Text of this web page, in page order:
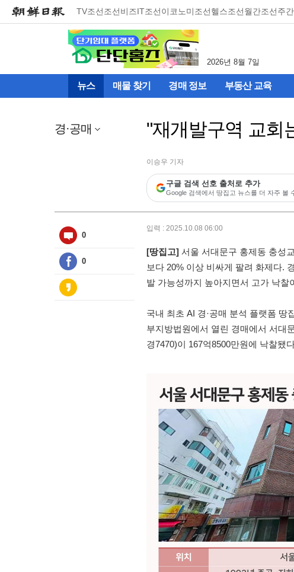
TV조선조선비즈IT조선이코노미조선헬스조선월간조선주
2026년 8월 7일
뉴스 매물 찾기 경매 정보 부동산 교육
경·공매 "재개발구역 교회
이승우 기자
구글 검색 선호 출처로 추가
Google 검색에서 땅집고 뉴스를 더 자주 볼
0
0
입력 : 2025.10.08 06:00
[땅집고] 서울 서대문구 홍제동 충성
보다 20% 이상 비싸게 팔려 화제다.
발 가능성까지 높아지면서 고가 낙
국내 최초 AI 경·공매 분석 플랫폼 땅
부지방법원에서 열린 경매에서 서대
경7470)이 167억8500만원에 낙찰됐